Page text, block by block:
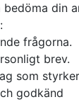
din
frågorna.
brev.
som
godkänd